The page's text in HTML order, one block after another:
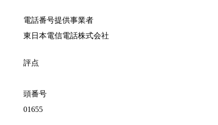
電話番号提供事業者
東日本電信電話株式会社
評点
頭番号
01655